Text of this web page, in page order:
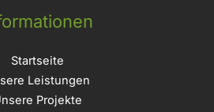
Startseite
Leistungen
Projekte